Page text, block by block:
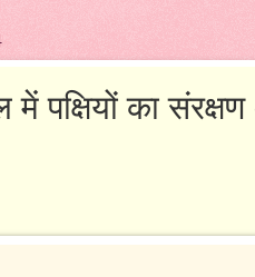
में पक्षियों का